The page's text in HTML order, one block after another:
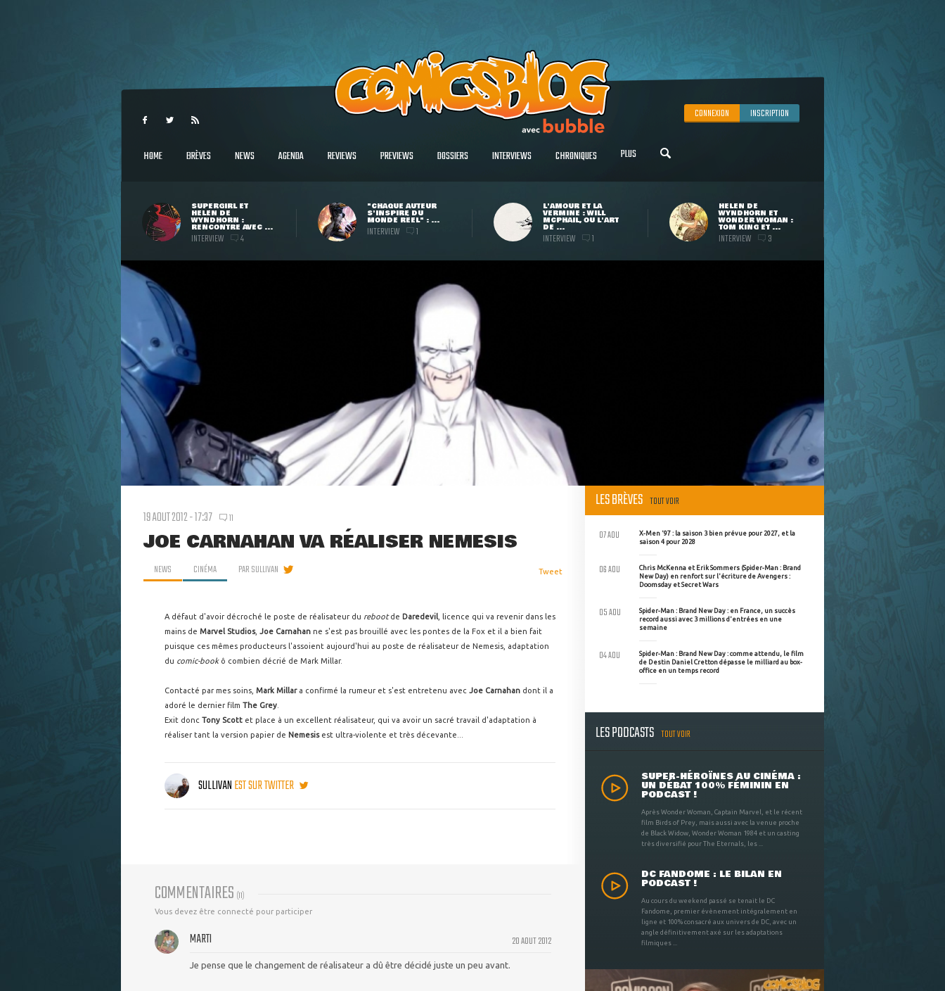
CONNEXION INSCRIPTION
HOME BRÈVES NEWS AGENDA REVIEWS PREVIEWS DOSSIERS INTERVIEWS CHRONIQUES PLUS
SUPERGIRL ET
HELEN DE
WYNDHORN :
RENCONTRE AVEC ...
INTERVIEW 4
"CHAQUE AUTEUR
S'INSPIRE DU
MONDE RÉEL" : ...
INTERVIEW 1
L'AMOUR ET LA
VERMINE : WILL
MCPHAIL, OU L'ART
DE ...
INTERVIEW 1
HELEN DE
WYNDHORN ET
WONDER WOMAN :
TOM KING ET ...
INTERVIEW 3
19 AOUT 2012 - 17:37 11
JOE CARNAHAN VA RÉALISER NEMESIS
NEWS CINÉMA PARSULLIVAN Tweet
A défaut d'avoir décroché le poste de réalisateur du rebootde Daredevil , licence qui va revenir dans les
mains de Marvel Studios, Joe Carnahan ne s'est pas brouillé avec les pontes de la Fox et il a bien fait
puisque ces mêmes producteurs l'assoient aujourd'hui au poste de réalisateur de Nemesis, adaptation
du comic-bookô combien décrié de Mark Millar.
Contacté par mes soins, Mark Millar a confirmé la rumeur et s'est entretenu avec Joe Carnahan dont il a
adoré le dernier film The Grey
Exit donc Tony Scott et place à un excellent réalisateur, qui va avoir un sacré travail d'adaptation à
réaliser tant la version papier de Nemesis est ultra-violente et très décevante...
SULLIVANEST SUR TWITTER
COMMENTAIRES (11)
Vous devez être connecté pour participer
20 AOUT 2012
MARTI
Je pense que le changement de réalisateur a dû être décidé juste un peu avant.
LES BRÈVES TOUT VOIR
X-Men '97 : la saison 3 bien prévue pour 2027, et la
saison 4 pour 2028
07 AOU
Chris McKenna et Erik Sommers (Spider-Man : Brand
New Day) en renfort sur l'écriture de Avengers :
Doomsday et Secret Wars
06 AOU
Spider-Man : Brand New Day : en France, un succès
record aussi avec 3 millions d'entrées en une
semaine
05 AOU
Spider-Man : Brand New Day : comme attendu, le film
de Destin Daniel Cretton dépasse le milliard au box-
office en un temps record
04 AOU
LES PODCASTS TOUT VOIR
SUPER-HÉROÏNES AU CINÉMA :
UN DÉBAT 100% FÉMININ EN
PODCAST !
Après Wonder Woman, Captain Marvel, et le récent
film Birds of Prey, mais aussi avec la venue proche
de Black Widow, Wonder Woman 1984 et un casting
très diversifié pour The Eternals, les ...
DC FANDOME : LE BILAN EN
PODCAST !
Au cours du weekend passé se tenait le DC
Fandome, premier évènement intégralement en
ligne et 100% consacré aux univers de DC, avec un
angle définitivement axé sur les adaptations
filmiques ...